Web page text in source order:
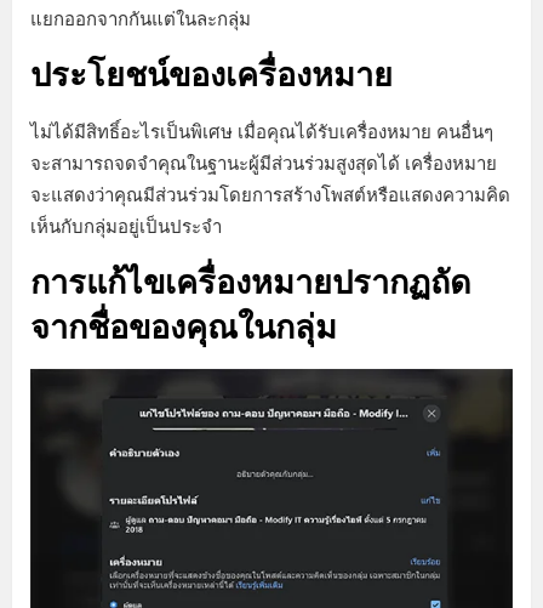
แยกออกจากกันแต่ในละกลุ่ม
ประโยชน์ของเครื่องหมาย
ไม่ได้มีสิทธิ์อะไรเป็นพิเศษ เมื่อคุณได้รับเครื่องหมาย คนอื่นๆ
จะสามารถจดจำคุณในฐานะผู้มีส่วนร่วมสูงสุดได้ เครื่องหมาย
จะแสดงว่าคุณมีส่วนร่วมโดยการสร้างโพสต์หรือแสดงความคิด
เห็นกับกลุ่มอยู่เป็นประจำ
การแก้ไขเครื่องหมายปรากฏถัด
จากชื่อของคุณในกลุ่ม